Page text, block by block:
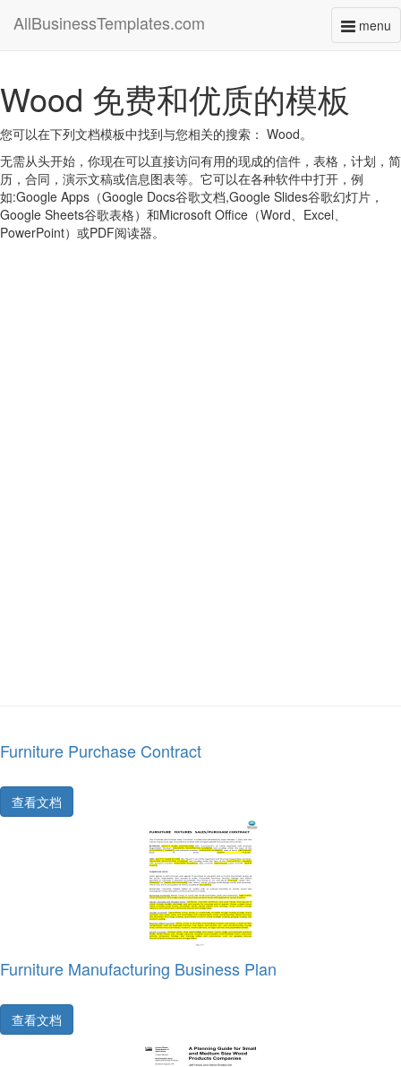
menu
AllBusinessTemplates.com
Wood 免费和优质的模板
您可以在下列文档模板中找到与您相关的搜索： Wood。
无需从头开始，你现在可以直接访问有用的现成的信件，表格，计划，简
历，合同，演示文稿或信息图表等。它可以在各种软件中打开，例
如:Google Apps（Google Docs谷歌文档,Google Slides谷歌幻灯片，
Google Sheets谷歌表格）和Microsoft Office（Word、Excel、
PowerPoint）或PDF阅读器。
Furniture Purchase Contract
查看文档
Furniture Manufacturing Business Plan
查看文档